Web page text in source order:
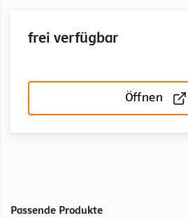
frei verfügbar
Öffnen
Passende Produkte